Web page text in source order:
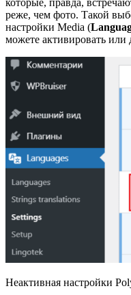
реже, чем фото. Такой
настройки Media (
можете активировать или
Неактивная настройки